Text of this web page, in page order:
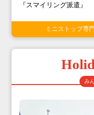
『スマイリング派遣』
ミニストップ専
み